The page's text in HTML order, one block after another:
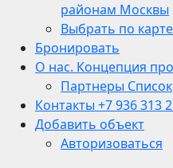
районам Москвы
Выбрать по
Бронировать
О нас. Концепция
Партнеры Список
Контакты +7 936 313
Добавить объект
Авторизоваться